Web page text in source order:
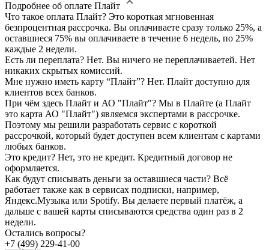
Подробнее об оплате Плайт
Что такое оплата Плайт? Это короткая мгновенная
безпроцентная рассрочка. Вы оплачиваете сразу только 25%, а
оставшиеся 75% вы оплачиваете в течение 6 недель, по 25%
каждые 2 недели.
Есть ли переплата? Нет. Вы ничего не переплачиваетей. Нет
никаких скрытых комиссий.
Мне нужно иметь карту “Плайт”? Нет. Плайт доступно для
клиентов всех банков.
При чём здесь Плайт и АО "Плайт"? Мы в Плайте (а Плайт
это карта АО "Плайт") являемся экспертами в рассрочке.
Поэтому мы решили разработать сервис с короткой
рассрочкой, который будет доступен всем клиентам с картами
любых банков.
Это кредит? Нет, это не кредит. Кредитный договор не
оформляется.
Как будут списывать деньги за оставшиеся части? Всё
работает также как в сервисах подписки, например,
Яндекс.Музыка или Spotify. Вы делаете первый платёж, а
дальше с вашей карты списываются средства один раз в 2
недели.
Остались вопросы?
+7 (499) 229-41-00